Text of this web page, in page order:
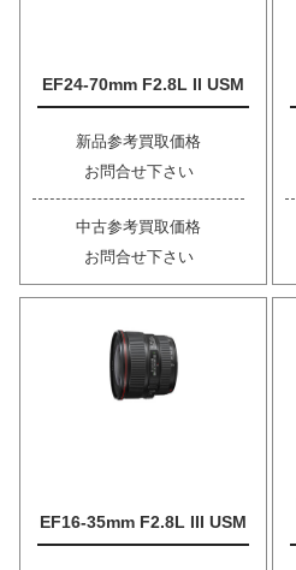
EF24-70mm F2.8L II USM
新品参考買取価格
お問合せ下さい
中古参考買取価格
お問合せ下さい
EF16-35mm F2.8L III USM